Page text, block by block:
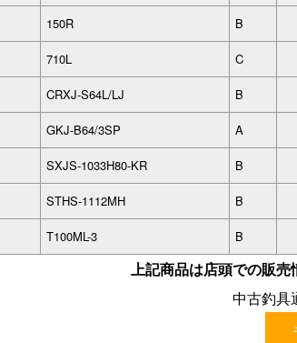
150R B
710L C
CRXJ-S64L/LJ B
GKJ-B64/3SP A
SXJS-1033H80-KR B
STHS-1112MH B
T100ML-3 B
上記商品は店頭での販売
中古釣具